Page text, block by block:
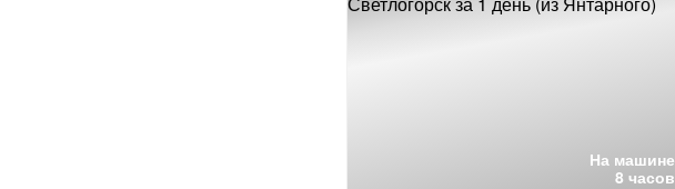
На машине
8 часов